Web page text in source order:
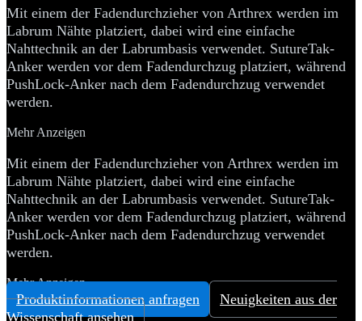
Mit einem der Fadendurchzieher von Arthrex werden im
Labrum Nähte platziert, dabei wird eine einfache
Nahttechnik an der Labrumbasis verwendet. SutureTak-
Anker werden vor dem Fadendurchzug platziert, während
PushLock-Anker nach dem Fadendurchzug verwendet
werden.
Mehr Anzeigen
Mit einem der Fadendurchzieher von Arthrex werden im
Labrum Nähte platziert, dabei wird eine einfache
Nahttechnik an der Labrumbasis verwendet. SutureTak-
Anker werden vor dem Fadendurchzug platziert, während
PushLock-Anker nach dem Fadendurchzug verwendet
werden.
Mehr Anzeigen
Produktinformationen anfragen
Neuigkeiten aus der
Wissenschaft ansehen